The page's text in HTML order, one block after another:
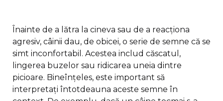
Înainte de a lătra la cineva sau de a reacționa
agresiv, câinii dau, de obicei, o serie de semne că se
simt inconfortabil. Acestea includ căscatul,
lingerea buzelor sau ridicarea uneia dintre
picioare. Bineînțeles, este important să
interpretați întotdeauna aceste semne în